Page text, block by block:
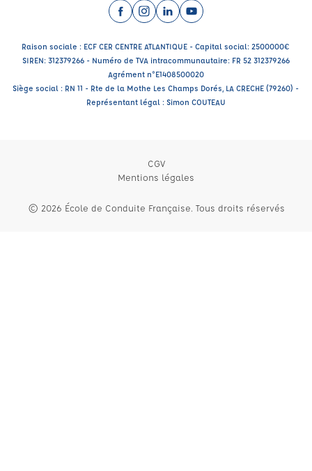
Facebook (nouvelle fenêtre)
Instagram (nouvelle fenêtre)
LinkedIn (nouvelle fenêtre)
YouTube (nouvelle
Raison sociale : ECF CER CENTRE ATLANTIQUE - Capital social: 2500000€
SIREN: 312379266 - Numéro de TVA intracommunautaire: FR 52 312379266
Agrément n°E1408500020
Siège social : RN 11 - Rte de la Mothe Les Champs Dorés, LA CRECHE (79260) -
Représentant légal : Simon COUTEAU
CGV
Mentions légales
© 2026 École de Conduite Française. Tous droits réservés